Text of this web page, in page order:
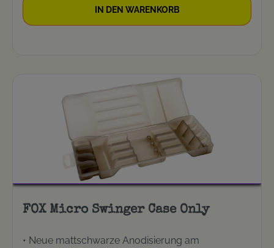
IN DEN WARENKORB
FOX Micro Swinger Case Only
• Neue mattschwarze Anodisierung am